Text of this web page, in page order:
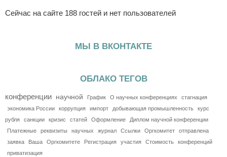
Сейчас на сайте 188 гостей и нет пользователей
МЫ В ВКОНТАКТЕ
ОБЛАКО ТЕГОВ
конференции научной График О научных конференциях
стагнация
экономика России
коррупция импорт добывающая промышленность
курс
рубля
санкции кризис статей Оформление
Диплом научной конференции
Платежные
реквизиты научных журнал Ссылки Оргкомитет
отправлена
заявка
Ваша Оргкомитете Регистрация участия Стоимость
конференций
приватизация